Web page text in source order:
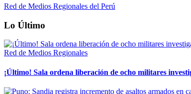
Red de Medios Regionales del Perú
Lo Último
Red de Medios Regionales
¡Último! Sala ordena liberación de ocho militares